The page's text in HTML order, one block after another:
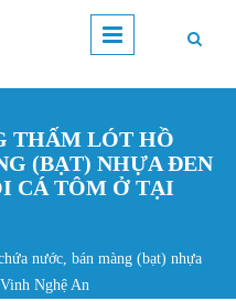
THẤM LÓT HỒ
(BẠT) NHỰA ĐEN
CÁ TÔM Ở TẠI
nước, bán màng (bạt) nhựa
Nghệ An